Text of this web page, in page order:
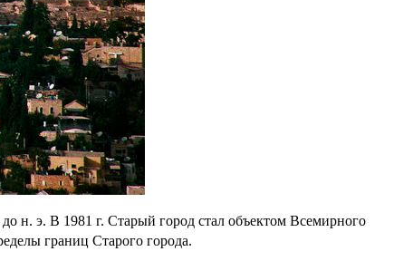
н. э. В 1981 г. Старый город стал объектом Всемирного
границ Старого города.